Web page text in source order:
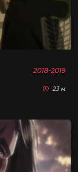
2018-2019
23 м